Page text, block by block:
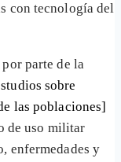
con tecnología del
parte de la
sobre
las poblaciones]
de uso militar
enfermedades y